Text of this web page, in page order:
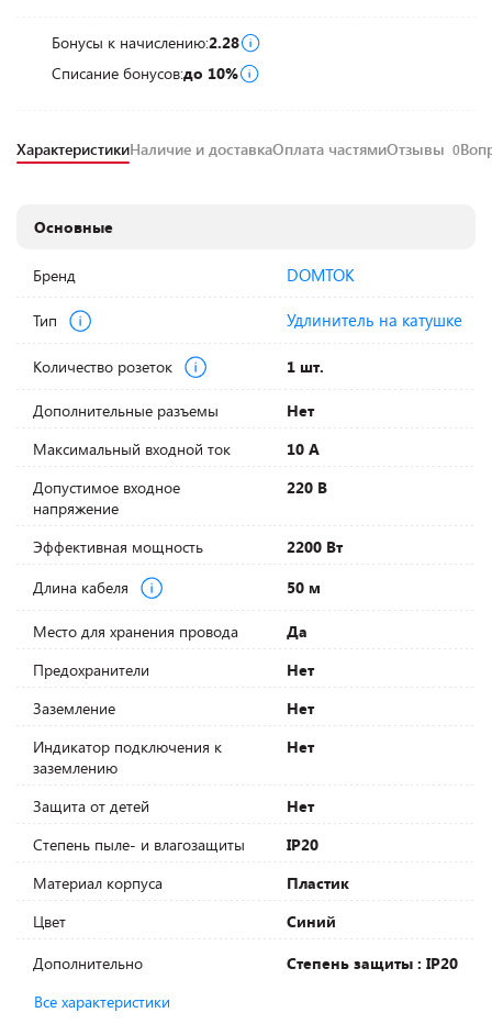
Бонусы к начислению:2.28
Списание бонусов:до 10%
ХарактеристикиНаличие и доставкаОплата частямиОтзывы 0
Основные
Бренд DOMTOK
Тип Удлинитель на катушке
Количество розеток 1 шт.
Дополнительные разъемы
Нет
Максимальный входной ток
10 А
Допустимое входное
напряжение
220 В
Эффективная мощность
2200 Вт
Длина кабеля
50 м
Место для хранения провода
Да
Предохранители
Нет
Заземление
Нет
Индикатор подключения к
заземлению
Нет
Защита от детей
Нет
Степень пыле- и влагозащиты
IP20
Материал корпуса
Пластик
Цвет
Синий
Дополнительно
Степень защиты : IP20
Все характеристики